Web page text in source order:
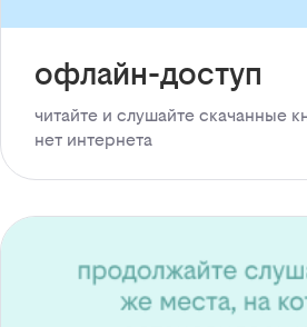
офлайн-доступ
читайте и слушайте скачанные
нет интернета